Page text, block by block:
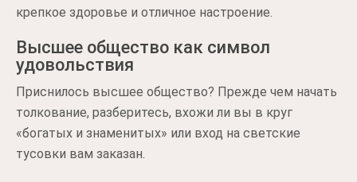
крепкое здоровье и отличное настроение.
Высшее общество как символ
удовольствия
Приснилось высшее общество? Прежде чем начать
толкование, разберитесь, вхожи ли вы в круг
«богатых и знаменитых» или вход на светские
тусовки вам заказан.